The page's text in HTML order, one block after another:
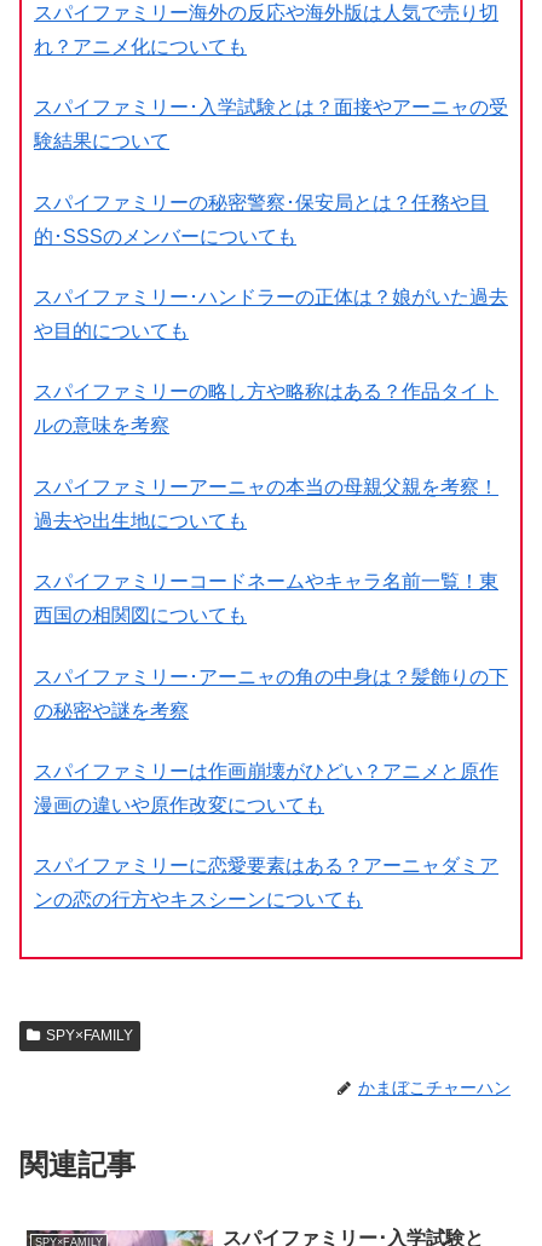
スパイファミリー海外の反応や海外版は人気で売り切
れ？アニメ化についても
スパイファミリー･入学試験とは？面接やアーニャの受
験結果について
スパイファミリーの秘密警察･保安局とは？任務や目
的･SSSのメンバーについても
スパイファミリー･ハンドラーの正体は？娘がいた過去
や目的についても
スパイファミリーの略し方や略称はある？作品タイト
ルの意味を考察
スパイファミリーアーニャの本当の母親父親を考察！
過去や出生地についても
スパイファミリーコードネームやキャラ名前一覧！東
西国の相関図についても
スパイファミリー･アーニャの角の中身は？髪飾りの下
の秘密や謎を考察
スパイファミリーは作画崩壊がひどい？アニメと原作
漫画の違いや原作改変についても
スパイファミリーに恋愛要素はある？アーニャダミア
ンの恋の行方やキスシーンについても
SPY×FAMILY
かまぼこチャーハン
関連記事
SPY×FAMILY
スパイファミリー･入学試験と